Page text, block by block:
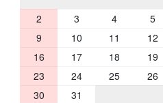
2
3 4 5
9
10 11 12
16
17 18 19
23
24 25 26
30
31